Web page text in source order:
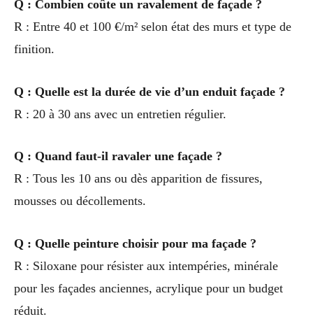
Q : Combien coûte un ravalement de façade ?
R : Entre 40 et 100 €/m² selon état des murs et type de
finition.
Q : Quelle est la durée de vie d’un enduit façade ?
R : 20 à 30 ans avec un entretien régulier.
Q : Quand faut-il ravaler une façade ?
R : Tous les 10 ans ou dès apparition de fissures,
mousses ou décollements.
Q : Quelle peinture choisir pour ma façade ?
R : Siloxane pour résister aux intempéries, minérale
pour les façades anciennes, acrylique pour un budget
réduit.